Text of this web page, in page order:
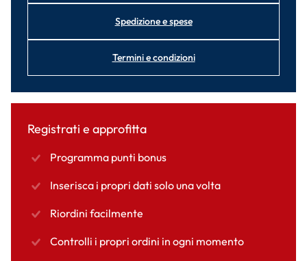
Spedizione e spese
Termini e condizioni
Registrati e approfitta
Programma punti bonus
Inserisca i propri dati solo una volta
Riordini facilmente
Controlli i propri ordini in ogni momento